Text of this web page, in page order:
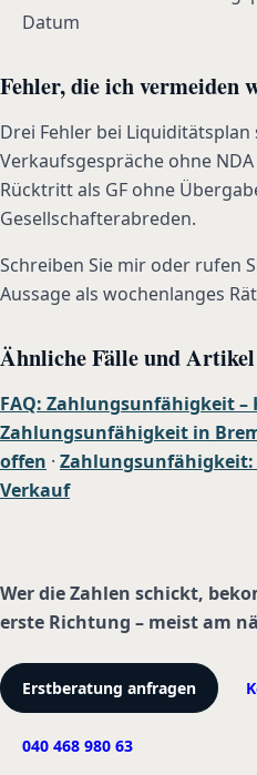
Datum
Fehler, die ich vermeiden
Drei Fehler bei Liquiditätsplan
Verkaufsgespräche ohne
Rücktritt als GF ohne
Gesellschafterabreden.
Schreiben Sie mir oder rufen
Aussage als wochenlanges
Ähnliche Fälle und Artikel
FAQ: Zahlungsunfähigkeit
Zahlungsunfähigkeit in
offen ·
Verkauf
Wer die Zahlen schickt,
erste Richtung – meist am
Erstberatung anfragen
040 468 980 63